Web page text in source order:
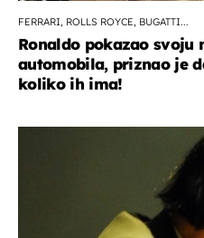
FERRARI, ROLLS ROYCE, BUGATTI...
Ronaldo pokazao
automobila, priznao je
koliko ih ima!